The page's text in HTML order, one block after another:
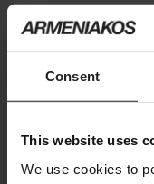
Consent
This website uses
We use cookies to